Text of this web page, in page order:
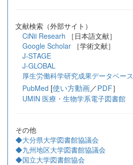
文献検索（外部サイト）
CiNii Researh ［日本語文献］
Google Scholar
［学術文献］
J-STAGE
J-GLOBAL
厚生労働科学研究成果データベース
PubMed [使い方動画／PDF］
UMIN 医療・生物学系電子図書館
その他
◆大分県大学図書館協議会
◆九州地区大学図書館協議会
◆国立大学図書館協会